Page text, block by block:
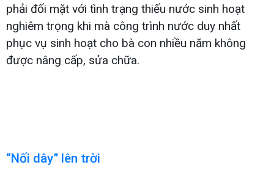
phải đối mặt với tình trạng thiếu nước sinh hoạt
nghiêm trọng khi mà công trình nước duy nhất
phục vụ sinh hoạt cho bà con nhiều năm không
được nâng cấp, sửa chữa.
“Nối dây” lên trời